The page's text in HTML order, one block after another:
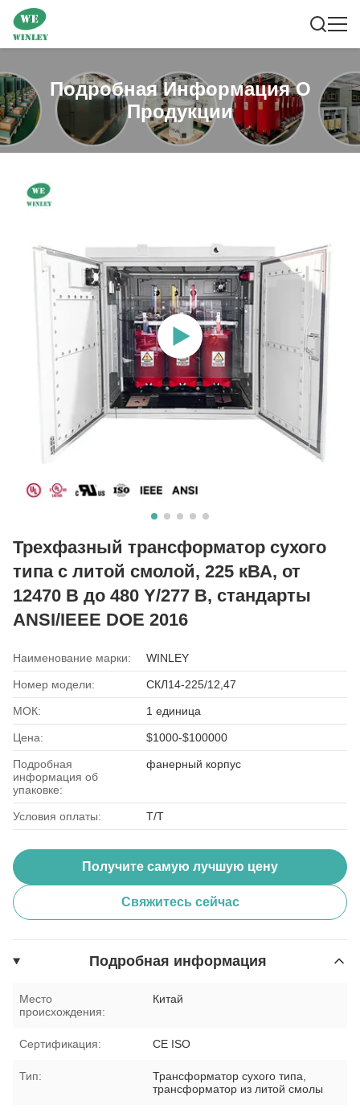
Подробная Информация О
Продукции
Трехфазный трансформатор сухого
типа с литой смолой, 225 кВА, от
12470 В до 480 Y/277 В, стандарты
ANSI/IEEE DOE 2016
Наименование марки: WINLEY
Номер модели: СКЛ14-225/12,47
МОК: 1 единица
Цена: $1000-$100000
Подробная
информация об
упаковке:
фанерный корпус
Условия оплаты: Т/Т
Получите самую лучшую цену
Свяжитесь сейчас
Подробная информация
Место
происхождения:
Китай
Сертификация: CE ISO
Тип:
Трансформатор сухого типа,
трансформатор из литой смолы